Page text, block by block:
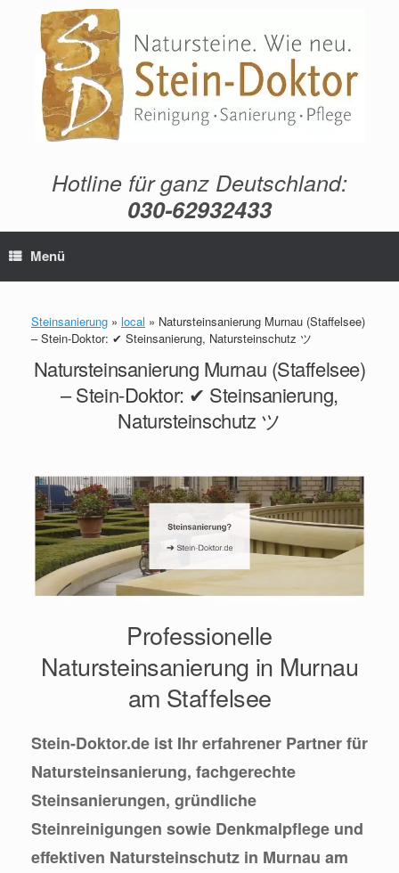
springen
Hotline für ganz Deutschland:
030-62932433
Menü
Steinsanierung » local » Natursteinsanierung Murnau (Staffelsee)
– Stein-Doktor: ✔ Steinsanierung, Natursteinschutz ツ
Natursteinsanierung Murnau (Staffelsee)
– Stein-Doktor: ✔ Steinsanierung,
Natursteinschutz ツ
Professionelle
Natursteinsanierung in Murnau
am Staffelsee
Stein-Doktor.de ist Ihr erfahrener Partner für
Natursteinsanierung, fachgerechte
Steinsanierungen, gründliche
Steinreinigungen sowie Denkmalpflege und
effektiven Natursteinschutz in Murnau am